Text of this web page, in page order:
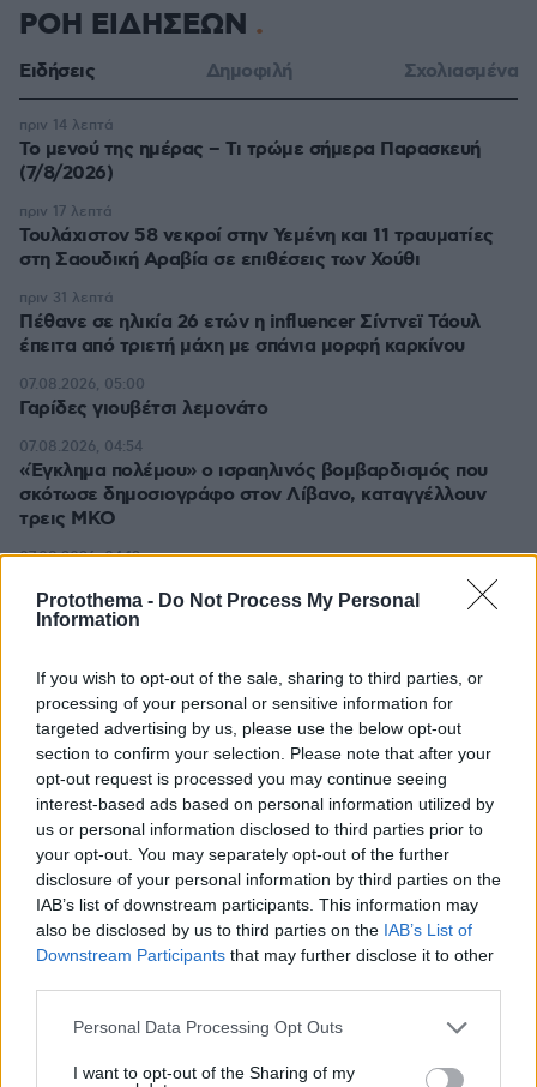
Protothema - Do Not Process My Personal
Information
If you wish to opt-out of the sale, sharing to third parties, or
processing of your personal or sensitive information for
targeted advertising by us, please use the below opt-out
section to confirm your selection. Please note that after your
opt-out request is processed you may continue seeing
interest-based ads based on personal information utilized by
us or personal information disclosed to third parties prior to
your opt-out. You may separately opt-out of the further
disclosure of your personal information by third parties on the
IAB’s list of downstream participants. This information may
also be disclosed by us to third parties on the IAB’s List of
Downstream Participants that may further disclose it to other
Please note that this website/app uses one or more Google
not limited to your visit or usage behaviour. You may click to
Personal Data Processing Opt Outs
I want to opt-out of the Sharing of my
ΡΟΗ ΕΙΔΗΣΕΩΝ
Ειδήσεις Δημοφιλή Σχολιασμένα
Το μενού της ημέρας – Τι τρώμε σήμερα Παρασκευή
(7/8/2026)
πριν 14 λεπτά
Τουλάχιστον 58 νεκροί στην Υεμένη και 11 τραυματίες
στη Σαουδική Αραβία σε επιθέσεις των Χούθι
πριν 17 λεπτά
Πέθανε σε ηλικία 26 ετών η influencer Σίντνεϊ Τάουλ
έπειτα από τριετή μάχη με σπάνια μορφή καρκίνου
πριν 31 λεπτά
Γαρίδες γιουβέτσι λεμονάτο
07.08.2026, 05:00
«Έγκλημα πολέμου» ο ισραηλινός βομβαρδισμός που
σκότωσε δημοσιογράφο στον Λίβανο, καταγγέλλουν
τρεις ΜΚΟ
07.08.2026, 04:54
Επεισόδια μεταξύ διαδηλωτών και αστυνομικών έξω
από τη Γερουσία στην Αργεντινή, δείτε βίντεο
07.08.2026, 04:13
Σαουδική Αραβία, Τουρκία και Πακιστάν ετοιμάζονται
να υπογράψουν συμφωνία αμοιβαίας άμυνας
Συνελήφθη πρώην κυβερνήτης πολιτείας του Μεξικού
για την εξαφάνιση των 43 φοιτητών το 2014
07.08.2026, 03:01
Τουλάχιστον 11 τραυματίες σε επιθέσεις των Χούθι στη
νότια Σαουδική Αραβία
Γκολ ο Παυλίδης στη εξάρα της Μπενφίκα στη Χαρτς και
μια ανάσα από τα play-offs του Europa League, δείτε τα
07.08.2026, 02:10